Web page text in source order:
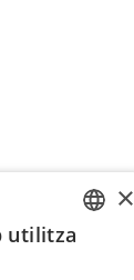
×
utilitza